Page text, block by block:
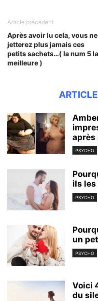
Article précédent
Après avoir lu cela, vous ne
jetterez plus jamais ces
petits sachets…( la num 5 la
meilleure )
après
PSYCHO
ils les
PSYCHO
un
PSYCHO
Voici
du